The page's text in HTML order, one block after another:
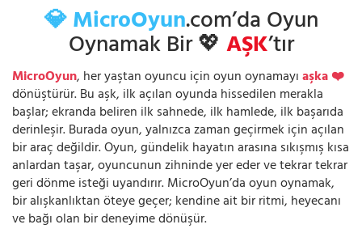
💎 MicroOyun.com’da Oyun
Oynamak Bir 💖AŞK’tır
MicroOyun, her yaştan oyuncu için oyun oynamayıaşka ❤️
dönüştürür. Bu aşk, ilk açılan oyunda hissedilen merakla
başlar; ekranda beliren ilk sahnede, ilk hamlede, ilk başarıda
derinleşir. Burada oyun, yalnızca zaman geçirmek için açılan
bir araç değildir. Oyun, gündelik hayatın arasına sıkışmış kısa
anlardan taşar, oyuncunun zihninde yer eder ve tekrar tekrar
geri dönme isteği uyandırır. MicroOyun’da oyun oynamak,
bir alışkanlıktan öteye geçer; kendine ait bir ritmi, heyecanı
ve bağı olan bir deneyime dönüşür.